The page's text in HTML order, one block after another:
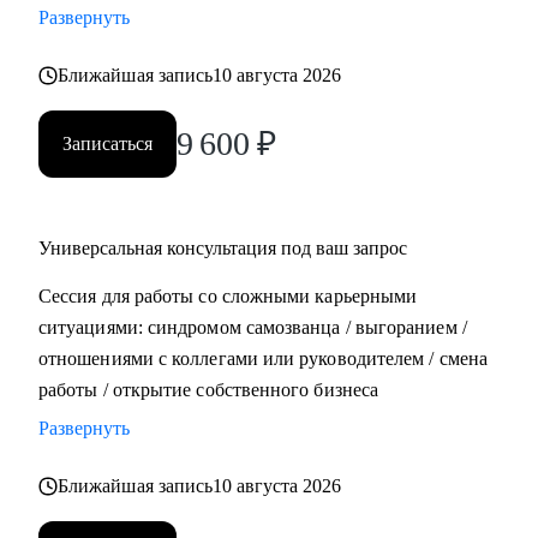
• Составить план роста до позиции руководителя
Кому могу помочь:
• Всем, кто хочет строить карьеру за рубежом
• Руководителям и тем, кто хочет дорасти до
управленческих позиций
уровня
Развернуть
Ближайшая запись10 августа 2026
Записаться 9 600 ₽
Универсальная консультация под ваш запрос
Сессия для работы со сложными карьерными
ситуациями: синдромом самозванца / выгоранием /
отношениями с коллегами или руководителем / смена
работы / открытие собственного бизнеса
Развернуть
Ближайшая запись10 августа 2026